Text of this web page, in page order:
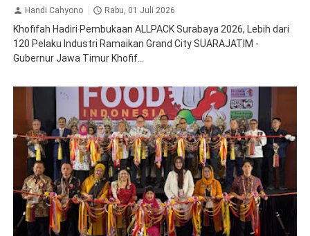
Handi Cahyono Rabu, 01 Juli 2026
Khofifah Hadiri Pembukaan ALLPACK Surabaya 2026, Lebih dari
120 Pelaku Industri Ramaikan Grand City SUARAJATIM -
Gubernur Jawa Timur Khofif...